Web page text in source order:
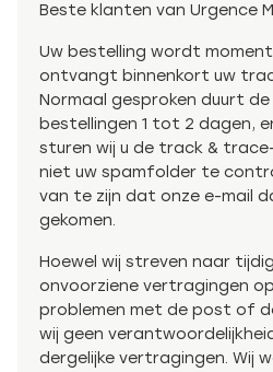
Beste klanten van Urgence
Uw bestelling wordt
ontvangt binnenkort uw
Normaal gesproken duurt
bestellingen 1 tot 2 dagen,
sturen wij u de track &
niet uw spamfolder te
van te zijn dat onze e-mail
gekomen.
Hoewel wij streven naar
onvoorziene vertragingen
problemen met de post of
wij geen
dergelijke vertragingen. Wij